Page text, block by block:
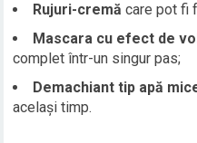
Rujuri-cremă care pot fi
Mascara cu efect de
complet într-un singur pas;
Demachiant tip apă
același timp.